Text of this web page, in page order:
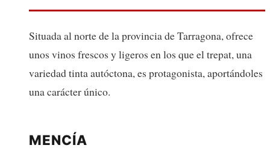
Situada al norte de la provincia de Tarragona, ofrece
unos vinos frescos y ligeros en los que el trepat, una
variedad tinta autóctona, es protagonista, aportándoles
una carácter único.
MENCÍA